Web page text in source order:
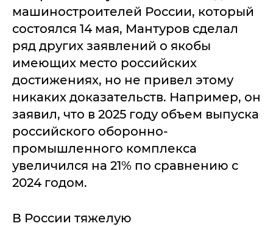
машиностроителей России, который
состоялся 14 мая, Мантуров сделал
ряд других заявлений о якобы
имеющих место российских
достижениях, но не привел этому
никаких доказательств. Например, он
заявил, что в 2025 году объем выпуска
российского оборонно-
промышленного комплекса
увеличился на 21% по сравнению с
2024 годом.
В России тяжелую